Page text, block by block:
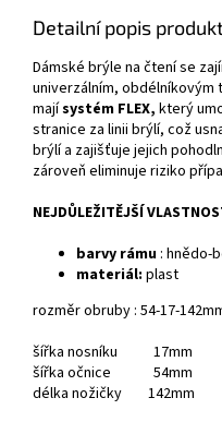
Detailní popis
Dámské brýle na čtení se
univerzálním, obdélníkovým
majísystém FLEX, který
stranice za linii brýlí, což
brýlí a zajišťuje jejich
zároveň eliminuje riziko
NEJDŮLEŽITĚJŠÍ
barvy rámu : hnědo-
materiál: plast
rozměr obruby : 54-17-
šířka nosníku 17mm
šířka očnice 54mm
délka nožičky 142mm